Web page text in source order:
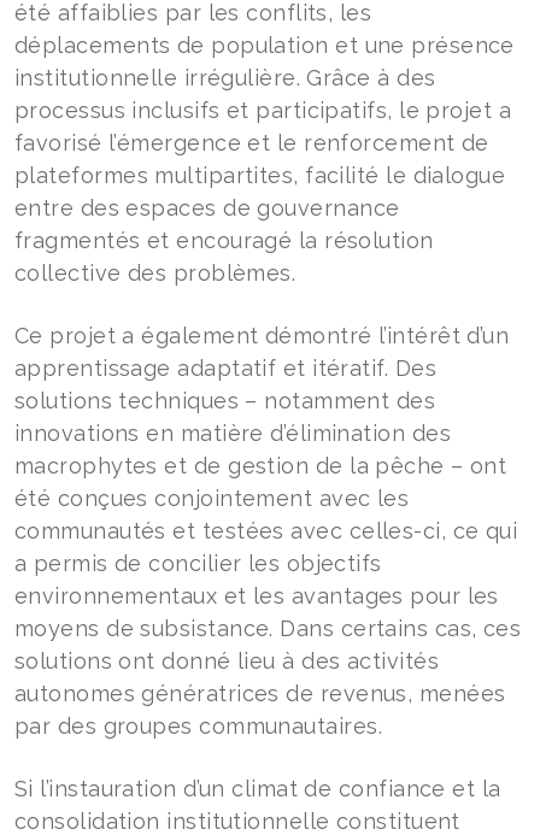
été affaiblies par les conflits, les
déplacements de population et une présence
institutionnelle irrégulière. Grâce à des
processus inclusifs et participatifs, le projet a
favorisé l’émergence et le renforcement de
plateformes multipartites, facilité le dialogue
entre des espaces de gouvernance
fragmentés et encouragé la résolution
collective des problèmes.
Ce projet a également démontré l’intérêt d’un
apprentissage adaptatif et itératif. Des
solutions techniques – notamment des
innovations en matière d’élimination des
macrophytes et de gestion de la pêche – ont
été conçues conjointement avec les
communautés et testées avec celles-ci, ce qui
a permis de concilier les objectifs
environnementaux et les avantages pour les
moyens de subsistance. Dans certains cas, ces
solutions ont donné lieu à des activités
autonomes génératrices de revenus, menées
par des groupes communautaires.
Si l’instauration d’un climat de confiance et la
consolidation institutionnelle constituent